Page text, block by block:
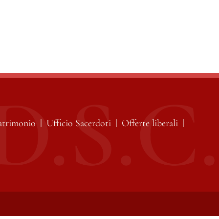
Ufficio Sacerdoti Offerte liberali